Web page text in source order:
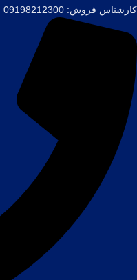
کارشناس فروش: 09198212300 (خانم حیدری)